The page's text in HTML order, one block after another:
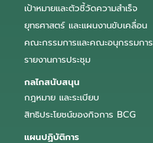
เป้าหมายและตัวชี้วัดความสำเร็จ
ยุทธศาสตร์ และแผนงานขับเคลื่อน
คณะกรรมการและคณะอนุกรรมการ
รายงานการประชุม
กลไกสนับสนุน
กฎหมาย และระเบียบ
สิทธิประโยชน์ของกิจการ BCG
แผนปฏิบัติการ